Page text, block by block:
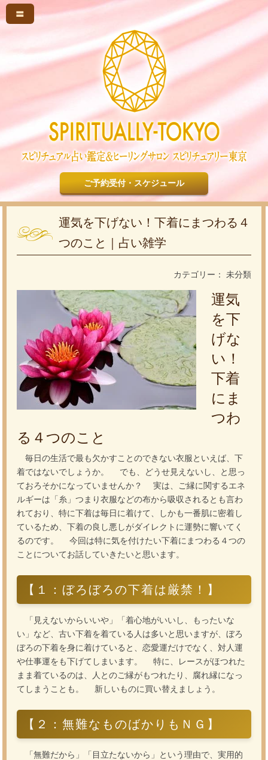
〓
ご予約受付・スケジュール
運気を下げない！下着にまつわる４
つのこと｜占い雑学
カテゴリー： 未分類
運気
を下
げな
い！
下着
にま
つわ
る４つのこと
毎日の生活で最も欠かすことのできない衣服といえば、下
着ではないでしょうか。 でも、どうせ見えないし、と思っ
ておろそかになっていませんか？ 実は、ご縁に関するエネ
ルギーは「糸」つまり衣服などの布から吸収されるとも言わ
れており、特に下着は毎日に着けて、しかも一番肌に密着し
ているため、下着の良し悪しがダイレクトに運勢に響いてく
るのです。 今回は特に気を付けたい下着にまつわる４つの
ことについてお話していきたいと思います。
【１：ぼろぼろの下着は厳禁！】
「見えないからいいや」「着心地がいいし、もったいな
い」など、古い下着を着ている人は多いと思いますが、ぼろ
ぼろの下着を身に着けていると、恋愛運だけでなく、対人運
や仕事運をも下げてしまいます。 特に、レースがほつれた
まま着ているのは、人とのご縁がもつれたり、腐れ縁になっ
てしまうことも。 新しいものに買い替えましょう。
【２：無難なものばかりもＮＧ】
「無難だから」「目立たないから」という理由で、実用的